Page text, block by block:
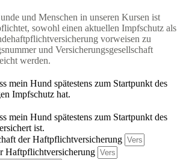
und Menschen in unseren Kursen ist
sowohl einen aktuellen Impfschutz als
vorweisen zu
und Versicherungsgesellschaft
werden.
mein Hund spätestens zum Startpunkt des
Impfschutz hat.
mein Hund spätestens zum Startpunkt des
ist.
der Haftpflichtversicherung
Haftpflichtversicherung